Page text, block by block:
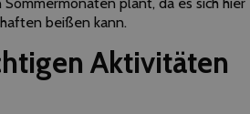
beißen kann.
Aktivitäten